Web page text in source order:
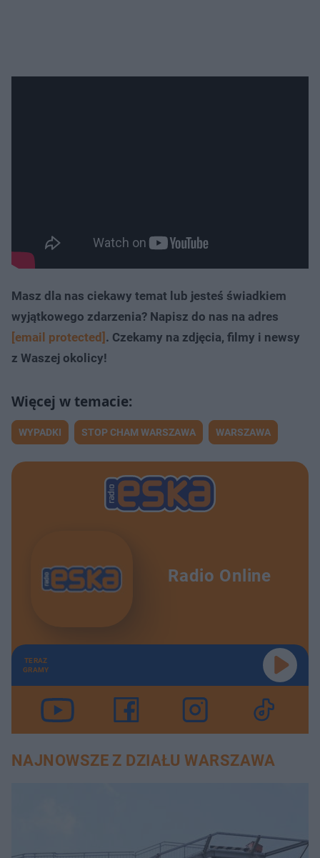
Masz dla nas ciekawy temat lub jesteś świadkiem
wyjątkowego zdarzenia? Napisz do nas na adres
[email protected] . Czekamy na zdjęcia, filmy i newsy
z Waszej okolicy!
WYPADKI STOP CHAM WARSZAWA WARSZAWA
Radio Online
TERAZ
GRAMY
NAJNOWSZE Z DZIAŁU WARSZAWA